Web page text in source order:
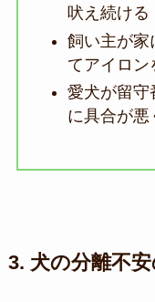
吠え続ける
飼い主が家
てアイロン
愛犬が留守
に具合が悪
3. 犬の分離不